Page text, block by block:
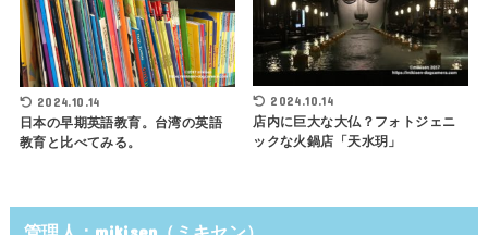
2024.10.14
日本の早期英語教育。台湾の英語
教育と比べてみる。
2024.10.14
店内に巨大な大仏？フォトジェニ
ックな火鍋店「天水玥」
管理人：mikisen（ミキセン）